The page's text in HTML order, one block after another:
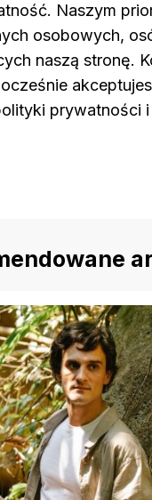
Naszym
osobowych,
naszą stronę.
prywatności